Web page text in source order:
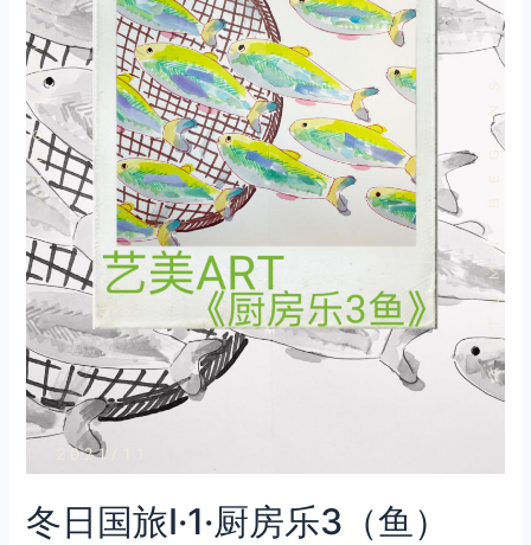
冬日国旅Ⅰ·1·厨房乐3（鱼）